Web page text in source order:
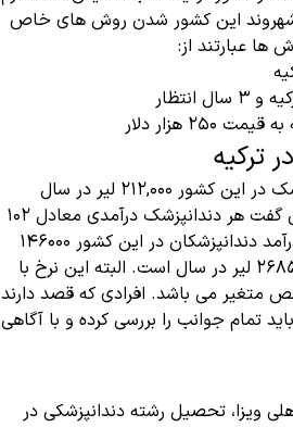
شهروند این کشور شدن روش های خاص
ها عبارتند از:
هزار دلار
ترکیه
میانگین درآمد یک دندانپزشک در این کشور ۲۱۲,۰۰۰ لیر در سال
است. به صورتی که می توان گفت هر دندانپزشک درآمدی معادل ۱۰۲
لیر در ساعت دارد. حداقل درآمد دندانپزشکان در این کشور ۱۴۶۰۰۰
لیر در سال و حداکثر آن ۲۶۸۵۰۰ لیر در سال است. البته این نرخ با
می باشد. افرادی که قصد دارند
تمام جوانب را بررسی کرده و با آگاهی
ویزا، تحصیل رشته دندانپزشکی در